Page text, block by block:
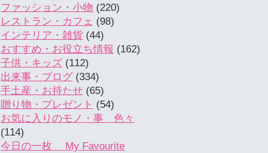
ファッション・小物 (220)
レストラン・カフェ (98)
インテリア・雑貨 (44)
おすすめ・お役立ち情報 (162)
子供・キッズ (112)
出来事・ブログ (334)
手土産・お持たせ (65)
贈り物・プレゼント (54)
お気に入りのモノ・事 色々
(114)
今日の一枚 My Favourite